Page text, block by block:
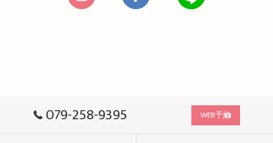
079-258-9395 WEB予約